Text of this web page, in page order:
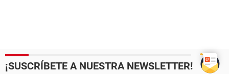
¡SUSCRÍBETE A NUESTRA NEWSLETTER!